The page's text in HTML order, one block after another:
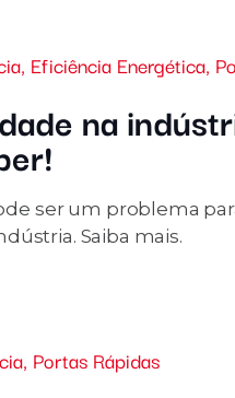
, Eficiência Energética,
na
ser um problema
Saiba mais.
, Portas Rápidas